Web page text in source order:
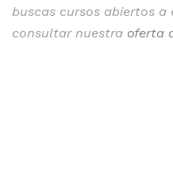
buscas cursos abiertos
consultar nuestra oferta